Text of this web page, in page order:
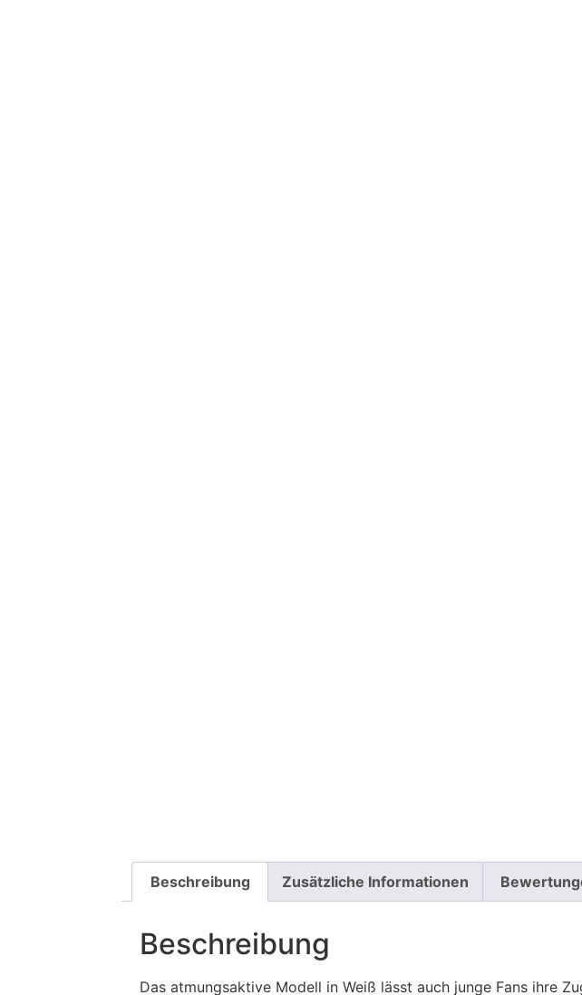
Beschreibung Zusätzliche Informationen
Beschreibung
Das atmungsaktive Modell in Weiß lässt auch junge Fans ihre